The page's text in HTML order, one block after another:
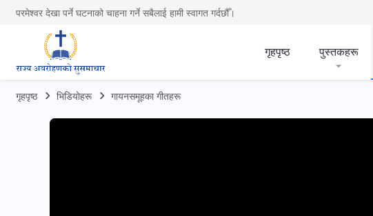
परमेश्वर देखा पर्ने घटनाको चाहना गर्ने सबैलाई हामी स्वागत गर्दछौँ।
गृहपृष्ठ पुस्तकहरू
गृहपृष्ठ भिडियोहरू गायनसमूहका गीतहरू